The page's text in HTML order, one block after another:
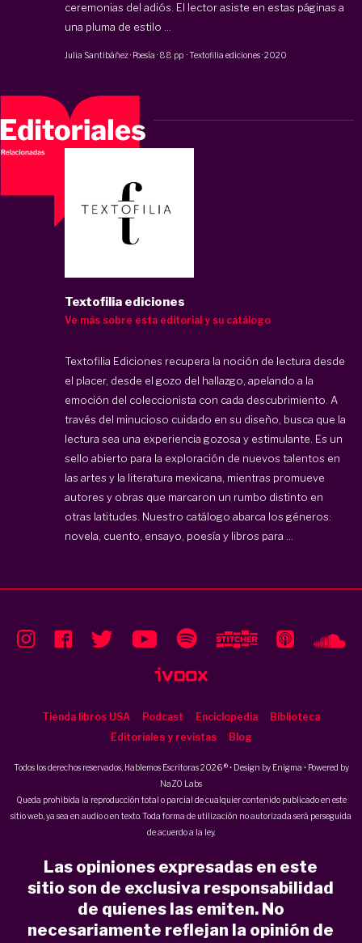
ceremonias del adiós. El lector asiste en estas páginas a
una pluma de estilo ...
Julia Santibáñez· Poesía · 88 pp ·Textofilia ediciones·2020
Textofilia ediciones
Ve más sobre esta editorial y su catálogo
Textofilia Ediciones recupera la noción de lectura desde
el placer, desde el gozo del hallazgo, apelando a la
emoción del coleccionista con cada descubrimiento. A
través del minucioso cuidado en su diseño, busca que la
lectura sea una experiencia gozosa y estimulante. Es un
sello abierto para la exploración de nuevos talentos en
las artes y la literatura mexicana, mientras promueve
autores y obras que marcaron un rumbo distinto en
otras latitudes. Nuestro catálogo abarca los géneros:
novela, cuento, ensayo, poesía y libros para ...
Tienda libros USA Podcast Enciclopedia
Biblioteca
Editoriales y revistas
Blog
Todos los derechos reservados, Hablemos Escritoras 2026 ® • Design by Enigma • Powered by
NaZO Labs
Queda prohibida la reproducción total o parcial de cualquier contenido publicado en este
sitio web, ya sea en audio o en texto. Toda forma de utilización no autorizada será perseguida
de acuerdo a la ley.
Las opiniones expresadas en este
sitio son de exclusiva responsabilidad
de quienes las emiten. No
necesariamente reflejan la opinión de